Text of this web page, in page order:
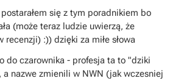
się z tym poradnikiem bo
(może teraz ludzie uwierzą, że
recenzji) :)) dzięki za miłe słowa
do czarownika - profesja ta to "dziki
a nazwe zmienili w NWN (jak wczesniej